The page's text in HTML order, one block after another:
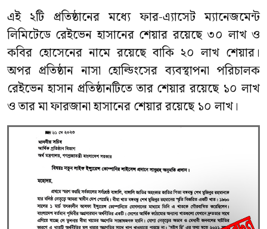
এই ২টি প্রতিষ্ঠানের মধ্যে ফার-এ্যাসেট ম্যানেজমেন্ট
লিমিটেডে রেইভেন হাসানের শেয়ার রয়েছে ৩০ লাখ ও
কবির হোসেনের নামে রয়েছে বাকি ২০ লাখ শেয়ার।
অপর প্রতিষ্ঠান নাসা হোল্ডিংসের ব্যবস্থাপনা পরিচালক
রেইভেন হাসান প্রতিষ্ঠানটিতে তার শেয়ার রয়েছে ১০ লাখ
ও তার মা ফারজানা হাসানের শেয়ার রয়েছে ১০ লাখ।